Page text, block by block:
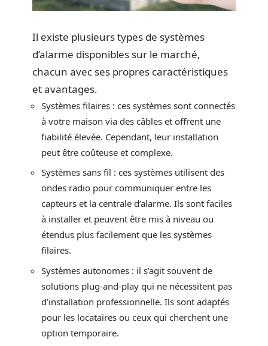
Il existe plusieurs types de systèmes
d’alarme disponibles sur le marché,
chacun avec ses propres caractéristiques
et avantages.
Systèmes filaires : ces systèmes sont connectés
à votre maison via des câbles et offrent une
fiabilité élevée. Cependant, leur installation
peut être coûteuse et complexe.
Systèmes sans fil : ces systèmes utilisent des
ondes radio pour communiquer entre les
capteurs et la centrale d’alarme. Ils sont faciles
à installer et peuvent être mis à niveau ou
étendus plus facilement que les systèmes
filaires.
Systèmes autonomes : il s’agit souvent de
solutions plug-and-play qui ne nécessitent pas
d’installation professionnelle. Ils sont adaptés
pour les locataires ou ceux qui cherchent une
option temporaire.